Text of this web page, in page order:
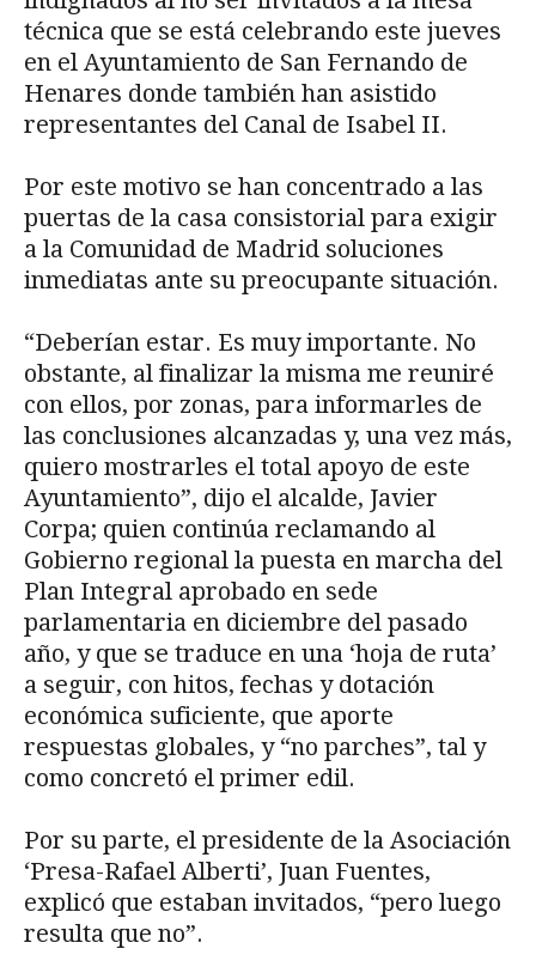
técnica que se está celebrando este jueves
en el Ayuntamiento de San Fernando de
Henares donde también han asistido
representantes del Canal de Isabel II.
Por este motivo se han concentrado a las
puertas de la casa consistorial para exigir
a la Comunidad de Madrid soluciones
inmediatas ante su preocupante situación.
“Deberían estar. Es muy importante. No
obstante, al finalizar la misma me reuniré
con ellos, por zonas, para informarles de
las conclusiones alcanzadas y, una vez más,
quiero mostrarles el total apoyo de este
Ayuntamiento”, dijo el alcalde, Javier
Corpa; quien continúa reclamando al
Gobierno regional la puesta en marcha del
Plan Integral aprobado en sede
parlamentaria en diciembre del pasado
año, y que se traduce en una ‘hoja de ruta’
a seguir, con hitos, fechas y dotación
económica suficiente, que aporte
respuestas globales, y “no parches”, tal y
como concretó el primer edil.
Por su parte, el presidente de la Asociación
‘Presa-Rafael Alberti’, Juan Fuentes,
explicó que estaban invitados, “pero luego
resulta que no”.